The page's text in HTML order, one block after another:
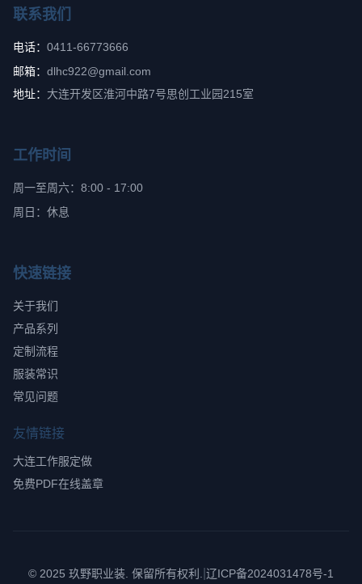
联系我们
电话： 0411-66773666
邮箱： dlhc922@gmail.com
地址： 大连开发区淮河中路7号思创工业园215室
工作时间
周一至周六：8:00 - 17:00
周日：休息
快速链接
关于我们
产品系列
定制流程
服装常识
常见问题
友情链接
大连工作服定做
免费PDF在线盖章
© 2025 玖野职业装. 保留所有权利. 辽ICP备2024031478号-1